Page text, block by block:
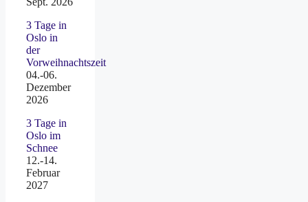
3 Tage in
Oslo in
der
Vorweihnachtszeit
04.-06.
Dezember
2026
3 Tage in
Oslo im
Schnee
12.-14.
Februar
2027